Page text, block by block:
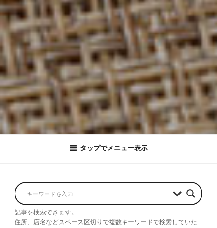
タップでメニュー表示
記事を検索できます。
住所、店名などスペース区切りで複数キーワードで検索していた